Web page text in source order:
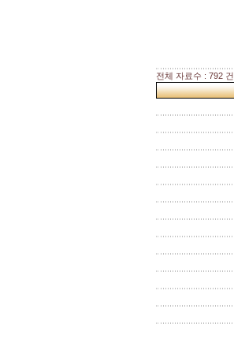
전체 자료수 : 792 건